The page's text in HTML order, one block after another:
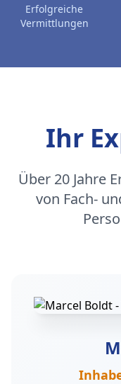
Erfolgreiche
Vermittlungen
Ihr
Über 20 Jahre
von Fach-